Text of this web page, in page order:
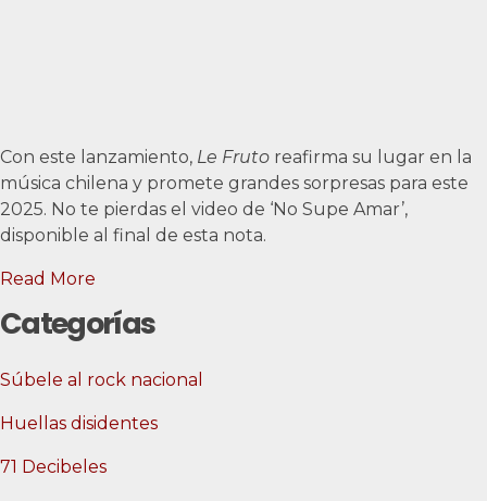
Con este lanzamiento, Le Fruto reafirma su lugar en la
música chilena y promete grandes sorpresas para este
2025. No te pierdas el video de ‘No Supe Amar’,
disponible al final de esta nota.
Read More
Categorías
Súbele al rock nacional
Huellas disidentes
71 Decibeles